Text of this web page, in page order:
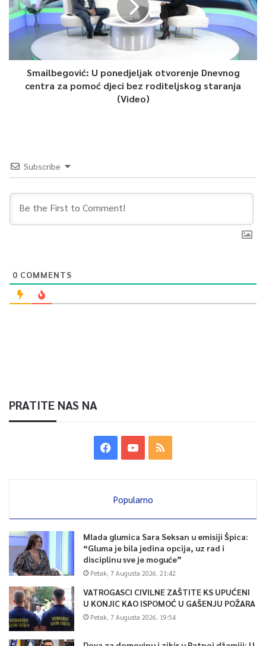
Smailbegović: U ponedjeljak otvorenje Dnevnog
centra za pomoć djeci bez roditeljskog staranja
(Video)
Subscribe
0 COMMENTS
PRATITE NAS NA
Popularno
Mlada glumica Sara Seksan u emisiji Špica:
“Gluma je bila jedina opcija, uz rad i
disciplinu sve je moguće”
Petak, 7 Augusta 2026, 21:42
VATROGASCI CIVILNE ZAŠTITE KS UPUĆENI
U KONJIC KAO ISPOMOĆ U GAŠENJU POŽARA
Petak, 7 Augusta 2026, 19:54